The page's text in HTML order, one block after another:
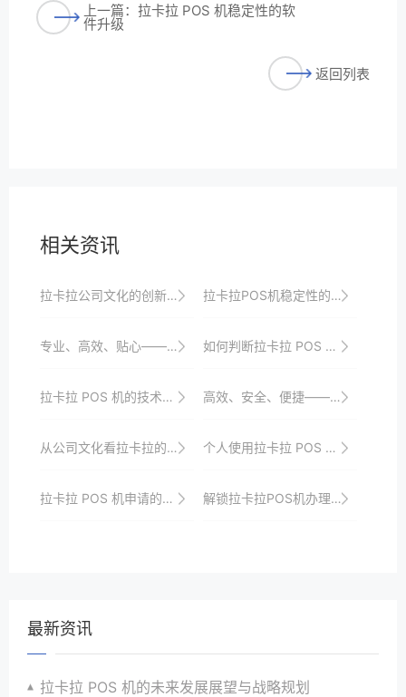
上一篇：拉卡拉 POS 机稳定性的软
件升级
返回列表
相关资讯
拉卡拉公司文化的创新精神 拉卡拉POS机稳定性的关键因素
专业、高效、贴心——拉卡拉POS机客户服务体验 如何判断拉卡拉 POS 机是否跳码
拉卡拉 POS 机的技术升级与创新应用 高效、安全、便捷——拉卡拉POS机申请体验分享
从公司文化看拉卡拉的服务理念 个人使用拉卡拉 POS 机的费率优惠攻略
拉卡拉 POS 机申请的品牌背景介绍 解锁拉卡拉POS机办理技巧，提升你的支付效率
最新资讯
拉卡拉 POS 机的未来发展展望与战略规划